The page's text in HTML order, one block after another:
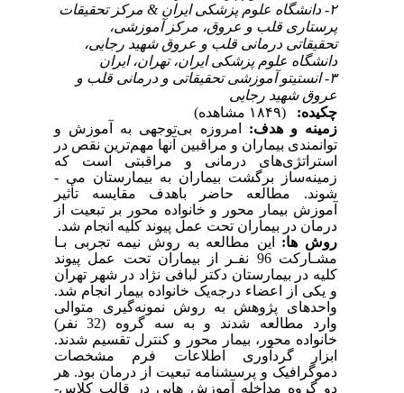
۲- دانشگاه علوم پزشکی ایران & مرکز تحقیقات
پرستاری قلب و عروق، مرکز آموزشی،
تحقیقاتی درمانی قلب و عروق شهید رجایی،
دانشگاه علوم پزشکی ایران، تهران، ایران
۳- انستیتو آموزشی تحقیقاتی و درمانی قلب و
عروق شهید رجایی
(۱۸۴۹ مشاهده)
زمینه و هدف:
امروزه بی‌توجهی به آموزش و
توانمندی بیماران و مراقبین آن­ها مهم‌ترین نقص در
استراتژی‌های درمانی و مراقبتی است که
زمینه‌ساز برگشت بیماران به بیمارستان می ­
مطالعه حاضر باهدفمقایسه تأثیر
آموزش بیمار محور و خانواده محور بر تبعیت از
درمان در بیماران تحت عمل پیوند کلیهانجام شد .
روش ­ها:
این مطالعه به روش نیمه تجربی بـا
مشـارکت 96 نفـر از بیماران تحت عمل پیوند
کلیه در بیمارستان دکتر لبافی نژاد در شهر تهران
و یکی از اعضاء درجه‌یک خانواده بیمار انجام شد.
واحدهای پژوهش به روش نمونه‌گیری متوالی
وارد مطالعه شدند
و به سه گروه (32 نفر)
خانواده محور، بیمار محور و کنترل تقسیم شدند.
ابزار گردآوری اطلاعات فرم مشخصات
دموگرافیک و پرسشنامه تبعیت از درمان بود. هر
دو گروه مداخله آموزش­ هایی در قالب کلاس­